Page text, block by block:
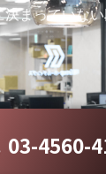
まっていな
03-4560-